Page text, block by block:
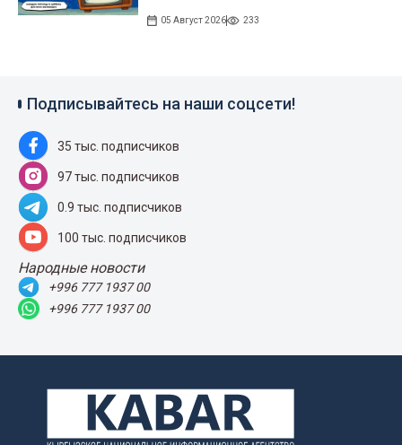
05 Август 2026 233
Подписывайтесь на наши соцсети!
35 тыс. подписчиков
97 тыс. подписчиков
0.9 тыс. подписчиков
100 тыс. подписчиков
Народные новости
+996 777 1937 00
+996 777 1937 00